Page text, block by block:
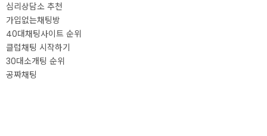
심리상담소 추천
가입없는채팅방
40대채팅사이트 순위
클럽채팅 시작하기
30대소개팅 순위
공짜채팅